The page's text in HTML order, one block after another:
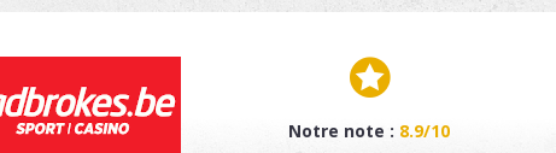
Notre note : 8.9/10